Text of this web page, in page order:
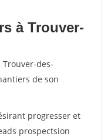
à Trouver-
des-
de son
progresser et
prospectsion